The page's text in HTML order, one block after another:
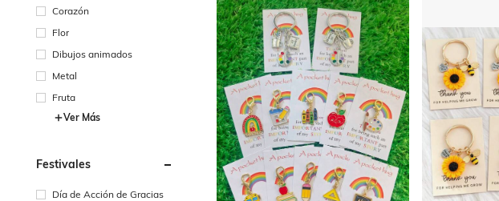
Corazón
Flor
Dibujos animados
Metal
Fruta
Ver Más
Festivales
Día de Acción de Gracias